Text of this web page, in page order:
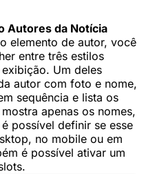
Autores da Notícia
elemento de autor, você
entre três estilos
Um deles
autor com foto e nome,
sequência e lista os
apenas os nomes,
possível definir se esse
no mobile ou em
é possível ativar um